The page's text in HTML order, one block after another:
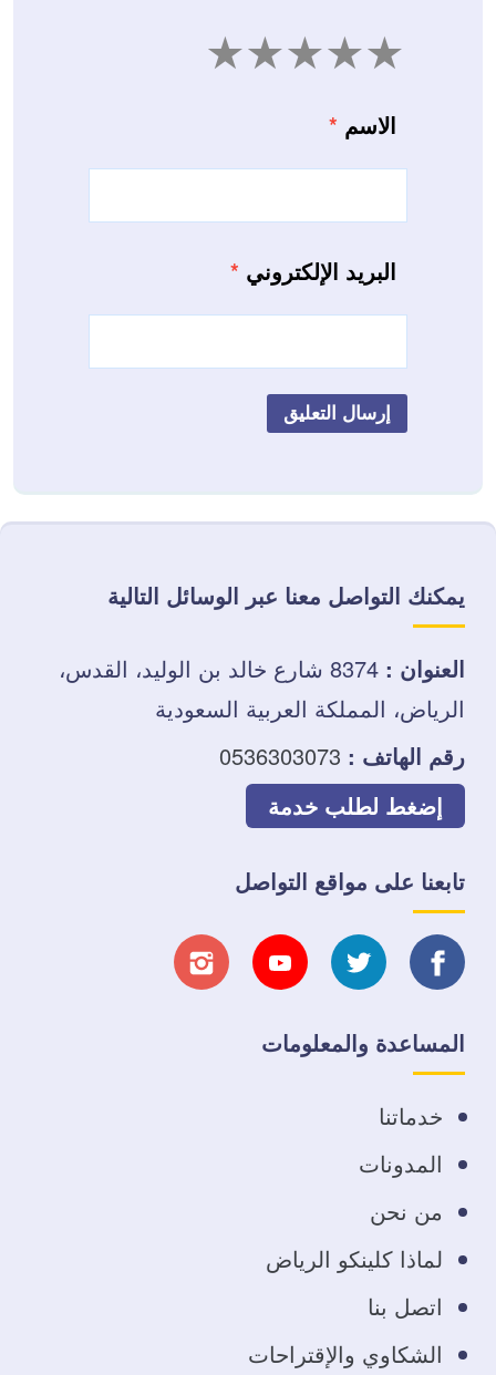
4 3 2 1
الاسم *
البريد الإلكتروني *
يمكنك التواصل معنا عبر الوسائل التالية
العنوان :
8374 شارع خالد بن الوليد، القدس،
الرياض، المملكة العربية السعودية
رقم الهاتف : 0536303073
إضغط لطلب خدمة
تابعنا على مواقع التواصل
تابعنا
على
فيسبوك
تابعنا
على
تابعنا تابعنا
المساعدة والمعلومات
خدماتنا
المدونات
من نحن
لماذا كلينكو الرياض
اتصل بنا
الشكاوي والإقتراحات